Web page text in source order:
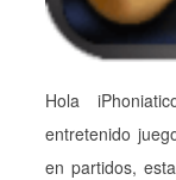
Hola
entretenido
en partidos,